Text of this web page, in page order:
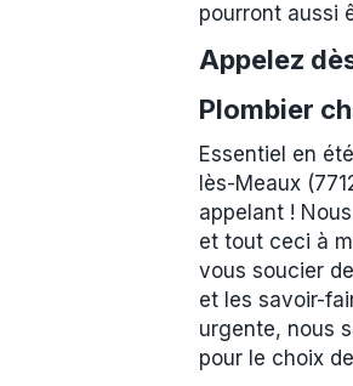
pourront aussi
Appelez
Plombier
Essentiel en
lès-Meaux
appelant !
et tout ceci à
vous soucier
et les savoir-
urgente, nous
pour le choix